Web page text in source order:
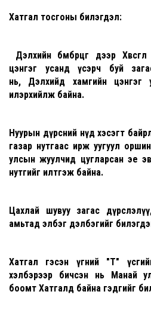
Хатгал тосгоны билэгдэл:
Дэлхийн бөмбөрцөг дээр
цэнгэг усанд үсэрч буй
нь, Дэлхийд хамгийн цэнгэг
илэрхийлж байна.
Нуурын дүрсний нүд хэсэгт
газар нутгаас ирж уугуул
улсын жуулчид цугларсан эе
нутгийг илтгэж байна.
Цахлай шувуу загас
амьтад элбэг дэлбэгийг
Хатгал гэсэн үгний "Т"
хэлбэрээр бичсэн нь Манай
боомт Хатгалд байна гэдгийг